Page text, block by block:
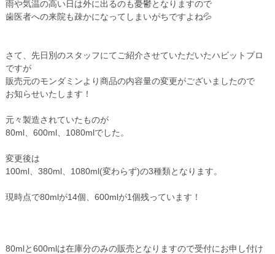
雨や気温の高い日は外に出るのも憂鬱となりますので
歯医者への来院も疎かになってしまいがちですよね💦
さて、先日別のスタッフにてご紹介させていただいたハビットプロ
ですが
販売元のモンダミンより商品の内容量の変更がございましたので
お知らせいたします！
元々製造されていたものが
80ml、600ml、1080mlでした。
変更後は
100ml、380ml、1080ml(変わらず)の3種類となります。
現時点で80mlが14個、600mlが1個残っています！
80mlと600mlは在庫分のみの販売となりますので受付にお申し付け